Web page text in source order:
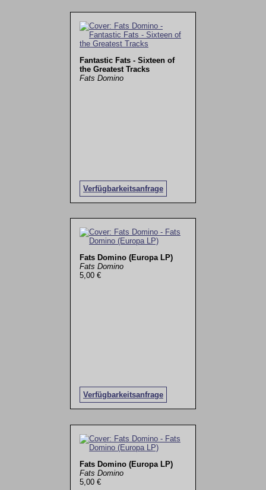
Fantastic Fats - Sixteen of
the Greatest Tracks
Fats Domino
Verfügbarkeitsanfrage
Fats Domino (Europa LP)
Fats Domino
5,00 €
Verfügbarkeitsanfrage
Fats Domino (Europa LP)
Fats Domino
5,00 €